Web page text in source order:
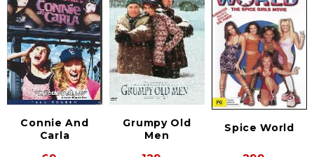
Connie And
Carla
Grumpy Old
Men
Spice World